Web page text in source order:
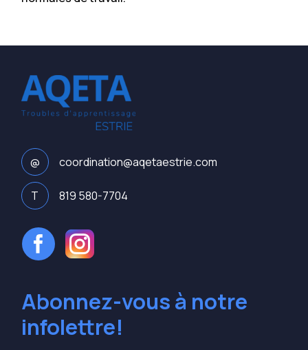
@ coordination@aqetaestrie.com
T 819 580-7704
Abonnez-vous à notre
infolettre!